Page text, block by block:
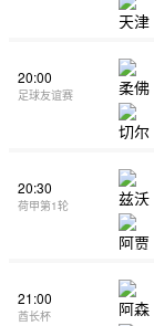
20:00
足球友谊赛
20:30
荷甲第1轮
21:00
酋长杯